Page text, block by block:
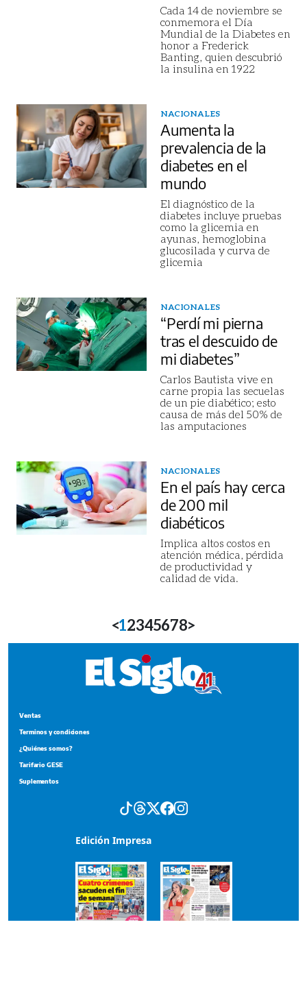
Cada 14 de noviembre se
conmemora el Día
Mundial de la Diabetes en
honor a Frederick
Banting, quien descubrió
la insulina en 1922
NACIONALES
Aumenta la
prevalencia de la
diabetes en el
mundo
El diagnóstico de la
diabetes incluye pruebas
como la glicemia en
ayunas, hemoglobina
glucosilada y curva de
glicemia
NACIONALES
“Perdí mi pierna
tras el descuido de
mi diabetes”
Carlos Bautista vive en
carne propia las secuelas
de un pie diabético; esto
causa de más del 50% de
las amputaciones
NACIONALES
En el país hay cerca
de 200 mil
diabéticos
Implica altos costos en
atención médica, pérdida
de productividad y
calidad de vida.
<12345678>
Ventas
Terminos y condiciones
¿Quiénes somos?
Tarifario GESE
Suplementos
Edición Impresa